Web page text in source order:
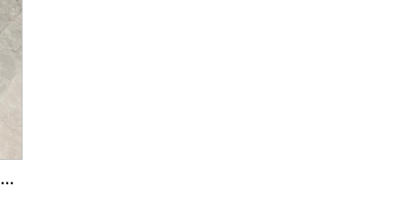
Bianchi JAB27.5 ビアンキマ ウンテンバイク 中古品販売